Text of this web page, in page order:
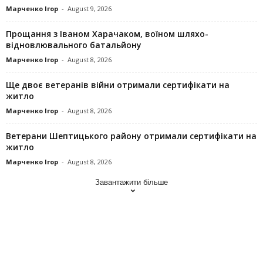
Марченко Ігор - August 9, 2026
Прощання з Іваном Харачаком, воїном шляхо-
відновлювального батальйону
Марченко Ігор - August 8, 2026
Ще двоє ветеранів війни отримали сертифікати на
житло
Марченко Ігор - August 8, 2026
Ветерани Шептицького району отримали сертифікати на
житло
Марченко Ігор - August 8, 2026
Завантажити більше